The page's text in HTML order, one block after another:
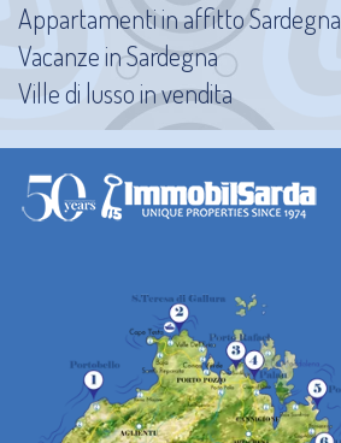
Appartamenti in affitto Sardegna
Vacanze in Sardegna
Ville di lusso in vendita